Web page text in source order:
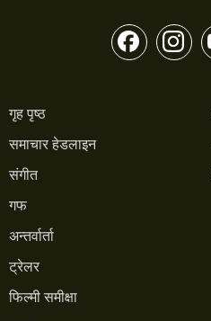
गृह पृष्ठ
समाचार हेडलाइन
संगीत
गफ
अन्तर्वार्ता
ट्रेलर
फिल्मी समीक्षा